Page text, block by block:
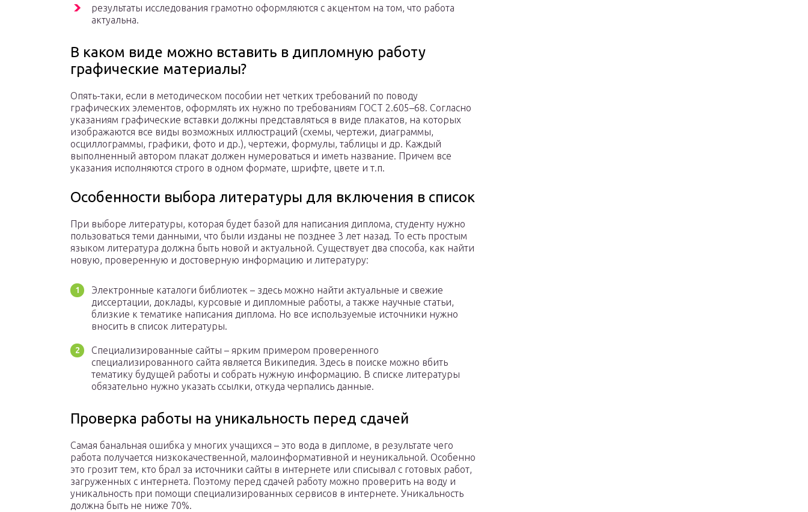
результаты исследования грамотно оформляются с акцентом на том, что работа
актуальна.
В каком виде можно вставить в дипломную работу
графические материалы?
Опять-таки, если в методическом пособии нет четких требований по поводу
графических элементов, оформлять их нужно по требованиям ГОСТ 2.605–68. Согласно
указаниям графические вставки должны представляться в виде плакатов, на которых
изображаются все виды возможных иллюстраций (схемы, чертежи, диаграммы,
осциллограммы, графики, фото и др.), чертежи, формулы, таблицы и др. Каждый
выполненный автором плакат должен нумероваться и иметь название. Причем все
указания исполняются строго в одном формате, шрифте, цвете и т.п.
Особенности выбора литературы для включения в список
При выборе литературы, которая будет базой для написания диплома, студенту нужно
пользоваться теми данными, что были изданы не позднее 3 лет назад. То есть простым
языком литература должна быть новой и актуальной. Существует два способа, как найти
новую, проверенную и достоверную информацию и литературу:
Электронные каталоги библиотек – здесь можно найти актуальные и свежие
диссертации, доклады, курсовые и дипломные работы, а также научные статьи,
близкие к тематике написания диплома. Но все используемые источники нужно
вносить в список литературы.
Специализированные сайты – ярким примером проверенного
специализированного сайта является Википедия. Здесь в поиске можно вбить
тематику будущей работы и собрать нужную информацию. В списке литературы
обязательно нужно указать ссылки, откуда черпались данные.
Проверка работы на уникальность перед сдачей
Самая банальная ошибка у многих учащихся – это вода в дипломе, в результате чего
работа получается низкокачественной, малоинформативной и неуникальной. Особенно
это грозит тем, кто брал за источники сайты в интернете или списывал с готовых работ,
загруженных с интернета. Поэтому перед сдачей работу можно проверить на воду и
уникальность при помощи специализированных сервисов в интернете. Уникальность
должна быть не ниже 70%.